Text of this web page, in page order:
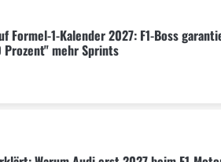
Formel-1-Kalender 2027: F1-Boss
Prozent" mehr Sprints